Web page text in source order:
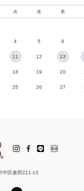
火 水 木
4 5 6
11 12 13
18 19 20
25 26 27
中区倉田211-13